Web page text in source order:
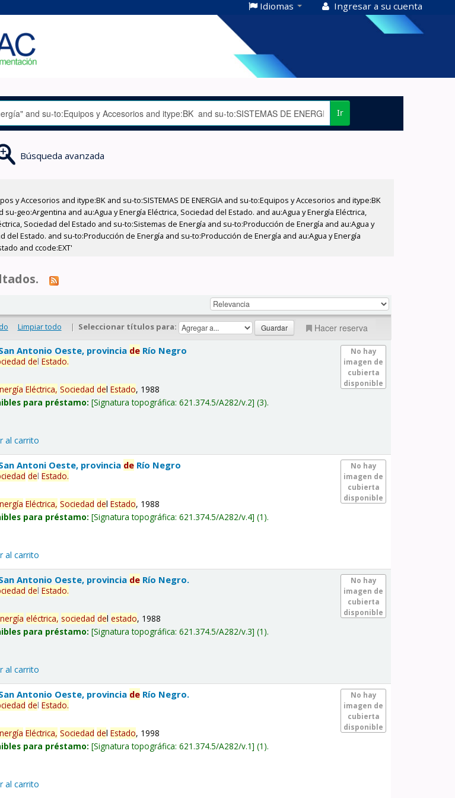
Idiomas Ingresar a su cuenta
Ir
Búsqueda avanzada
Accesorios and itype:BK and su-to:SISTEMAS DE ENERGIA and su-to:Equipos y Accesorios and itype:BK
geo:Argentina and au:Agua y Energía Eléctrica, Sociedad del Estado. and au:Agua y Energía Eléctrica,
Sociedad del Estado and su-to:Sistemas de Energía and su-to:Producción de Energía and au:Agua y
del Estado. and su-to:Producción de Energía and su-to:Producción de Energía and au:Agua y Energía
and ccode:EXT'
Limpiar todo | Seleccionar títulos para: Hacer reserva
No hay
imagen de
cubierta
disponible
Antonio Oeste, provincia de Río Negro
delEstado.
Eléctrica, Sociedad delEstado, 1988
para préstamo: Signatura topográfica:621.374.5/A282/v.2 (3).
al carrito
No hay
imagen de
cubierta
disponible
Antoni Oeste, provincia de Río Negro
delEstado.
Eléctrica, Sociedad delEstado, 1988
para préstamo: Signatura topográfica:621.374.5/A282/v.4 (1).
al carrito
No hay
imagen de
cubierta
disponible
Antonio Oeste, provincia de Río Negro.
delEstado.
eléctrica, sociedad delestado, 1988
para préstamo: Signatura topográfica:621.374.5/A282/v.3 (1).
al carrito
No hay
imagen de
cubierta
disponible
Antonio Oeste, provincia de Río Negro.
delEstado.
Eléctrica, Sociedad delEstado, 1998
para préstamo: Signatura topográfica:621.374.5/A282/v.1 (1).
al carrito